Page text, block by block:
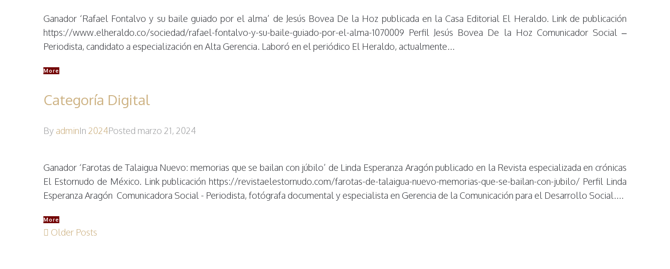
Ganador ‘Rafael Fontalvo y su baile guiado por el alma’ de Jesús Bovea De la Hoz publicada en la Casa Editorial El Heraldo. Link de publicación
https://www.elheraldo.co/sociedad/rafael-fontalvo-y-su-baile-guiado-por-el-alma-1070009 Perfil Jesús Bovea De la Hoz Comunicador Social –
Periodista, candidato a especialización en Alta Gerencia. Laboró en el periódico El Heraldo, actualmente...
More
Categoría Digital
By adminIn 2024Posted marzo 21, 2024
Ganador ‘Farotas de Talaigua Nuevo: memorias que se bailan con júbilo’ de Linda Esperanza Aragón publicado en la Revista especializada en crónicas
El Estornudo de México. Link publicación https://revistaelestornudo.com/farotas-de-talaigua-nuevo-memorias-que-se-bailan-con-jubilo/ Perfil Linda
Esperanza Aragón Comunicadora Social - Periodista, fotógrafa documental y especialista en Gerencia de la Comunicación para el Desarrollo Social....
More
Older Posts